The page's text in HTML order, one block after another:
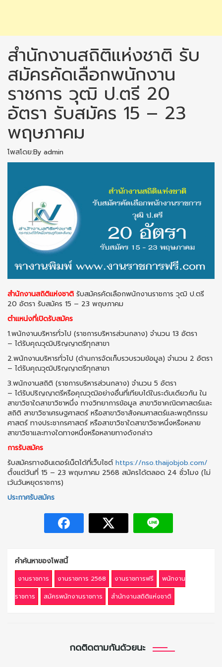
สำนักงานสถิติแห่งชาติ รับ
สมัครคัดเลือกพนักงาน
ราชการ วุฒิ ป.ตรี 20
อัตรา รับสมัคร 15 – 23
พฤษภาคม
โพสโดย:By admin
สำนักงานสถิติแห่งชาติ รับสมัครคัดเลือกพนักงานราชการ วุฒิ ป.ตรี
20 อัตรา รับสมัคร 15 – 23 พฤษภาคม
ตำแหน่งที่เปิดรับสมัคร
1.พนักงานบริหารทั่วไป (ราชการบริหารส่วนกลาง) จำนวน 13 อัตรา
– ได้รับคุณวุฒิปริญญาตรีทุกสาขา
2.พนักงานบริหารทั่วไป (ด้านการจัดเก็บรวบรวมข้อมูล) จำนวน 2 อัตรา
– ได้รับคุณวุฒิปริญญาตรีทุกสาขา
3.พนักงานสถิติ (ราชการบริหารส่วนกลาง) จำนวน 5 อัตรา
– ได้รับปริญญาตรีหรือคุณวุฒิอย่างอื่นที่เทียบได้ในระดับเดียวกัน ใน
สาขาวิชาใดสาขาวิชาหนึ่ง ทางวิทยาการข้อมูล สาขาวิชาคณิตศาสตร์และ
สถิติ สาขาวิชาเศรษฐศาสตร์ หรือสาขาวิชาสังคมศาสตร์และพฤติกรรม
ศาสตร์ ทางประชากรศาสตร์ หรือสาขาวิชาใดสาขาวิชาหนึ่งหรือหลาย
สาขาวิชาและทางใดทางหนึ่งหรือหลายทางดังกล่าว
การรับสมัคร
รับสมัครทางอินเตอร์เน็ตได้ที่เว็บไซต์https://nso.thaijobjob.com/
ตั้งแต่วันที่ 15 – 23 พฤษภาคม 2568 สมัครได้ตลอด 24 ชั่วโมง (ไม่
เว้นวันหยุดราชการ)
ประกาศรับสมัคร
คำค้นหาของโพสนี้
งานราชการ งานราชการ 2568 งานราชการฟรี
พนักงาน
ราชการ
สมัครพนักงานราชการ สำนักงานสถิติแห่งชาติ
กดติดตามกันด้วยนะ